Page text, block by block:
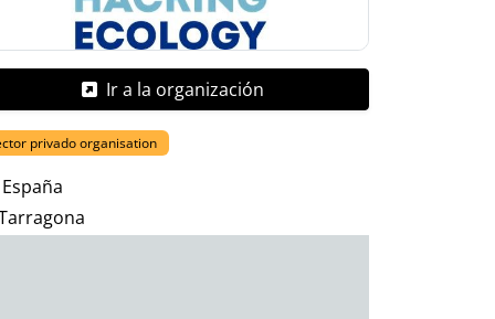
Ir a la organización
privado organisation
España